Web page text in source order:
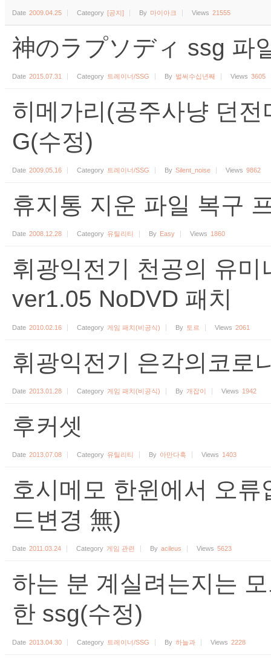
Date 2009.04.25 Category [공지] By 마이아크 Views 21555
神のラプソディ ssg 파
Date 2015.07.31 Category 트레이너/SSG By 벌써수십년째 Views 3605
히메가리(공주사냥 던
G(수정)
Date 2009.05.16 Category 트레이너/SSG By Silent_noise Views 9862
휴지통 지운 파일 복구
Date 2008.12.28 Category 유틸리티 By Easy Views 1860
휘광익전기 천공의 유
ver1.05 NoDVD 패치
Date 2010.02.16 Category 게임 패치(비공식) By 토르 Views 2061
휘광익전기 은각의코로
Date 2013.01.28 Category 게임 패치(비공식) By 개잡이 Views 1942
후커셋
Date 2013.07.08 Category 유틸리티 By 아만다훅 Views 1403
호시메모 한윈에서 오
드변경 無)
Date 2011.03.24 Category 게임 관련 By acileus Views 5623
하는 분 계실려는지는
한 ssg(수정)
Date 2013.04.30 Category 트레이너/SSG By 하늘과 Views 2228